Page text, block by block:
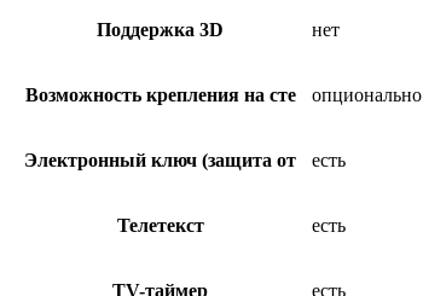
Поддержка 3D нет
Возможность крепления на сте опционально
Электронный ключ (защита от есть
Телетекст есть
TV-таймер есть